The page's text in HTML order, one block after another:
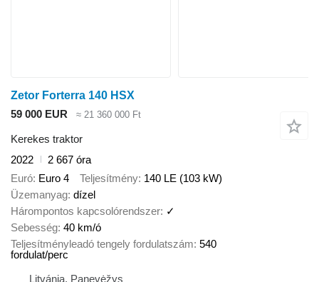
Zetor Forterra 140 HSX
59 000 EUR
≈ 21 360 000 Ft
Kerekes traktor
2022
2 667 óra
Euró Euro 4 Teljesítmény 140 LE (103 kW)
Üzemanyag dízel
Hárompontos kapcsolórendszer ✓
Sebesség 40 km/ó
Teljesítményleadó tengely fordulatszám 540
fordulat/perc
Litvánia, Panevėžys